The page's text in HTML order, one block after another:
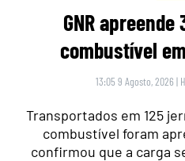
GNR
combustível
13:05 9 Agosto, 2026 |
Transportados em 125
combustível foram
confirmou que a carga